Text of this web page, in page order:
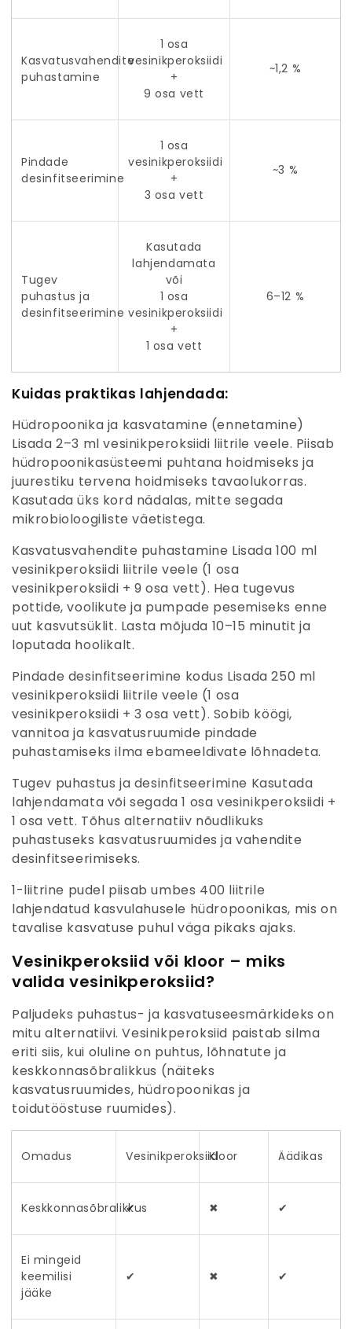
Kasvatusvahendite
puhastamine
1 osa
vesinikperoksiidi
+
9 osa vett
~1,2 %
Pindade
desinfitseerimine
1 osa
vesinikperoksiidi
+
3 osa vett
~3 %
Tugev
puhastus ja
desinfitseerimine
Kasutada
lahjendamata
või
1 osa
vesinikperoksiidi
+
1 osa vett
6–12 %
Kuidas praktikas lahjendada:
Hüdropoonika ja kasvatamine (ennetamine)
Lisada 2–3 ml vesinikperoksiidi liitrile veele. Piisab
hüdropoonikasüsteemi puhtana hoidmiseks ja
juurestiku tervena hoidmiseks tavaolukorras.
Kasutada üks kord nädalas, mitte segada
mikrobioloogiliste väetistega.
Kasvatusvahendite puhastamine Lisada 100 ml
vesinikperoksiidi liitrile veele (1 osa
vesinikperoksiidi + 9 osa vett). Hea tugevus
pottide, voolikute ja pumpade pesemiseks enne
uut kasvutsüklit. Lasta mõjuda 10–15 minutit ja
loputada hoolikalt.
Pindade desinfitseerimine kodus Lisada 250 ml
vesinikperoksiidi liitrile veele (1 osa
vesinikperoksiidi + 3 osa vett). Sobib köögi,
vannitoa ja kasvatusruumide pindade
puhastamiseks ilma ebameeldivate lõhnadeta.
Tugev puhastus ja desinfitseerimine Kasutada
lahjendamata või segada 1 osa vesinikperoksiidi +
1 osa vett. Tõhus alternatiiv nõudlikuks
puhastuseks kasvatusruumides ja vahendite
desinfitseerimiseks.
1-liitrine pudel piisab umbes 400 liitrile
lahjendatud kasvulahusele hüdropoonikas, mis on
tavalise kasvatuse puhul väga pikaks ajaks.
Vesinikperoksiid või kloor – miks
valida vesinikperoksiid?
Paljudeks puhastus- ja kasvatuseesmärkideks on
mitu alternatiivi. Vesinikperoksiid paistab silma
eriti siis, kui oluline on puhtus, lõhnatute ja
keskkonnasõbralikkus (näiteks
kasvatusruumides, hüdropoonikas ja
toidutööstuse ruumides).
Omadus VesinikperoksiidKloor Äädikas
Keskkonnasõbralikkus
✔ ✖ ✔
Ei mingeid
keemilisi
jääke
✔ ✖ ✔